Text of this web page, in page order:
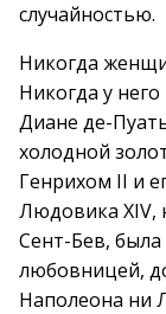
случайностью.
Никогда
Никогда у
Диане де-
холодной
Генрихом II и
Людовика XIV,
Сент-Бев,
любовницей,
Наполеона ни